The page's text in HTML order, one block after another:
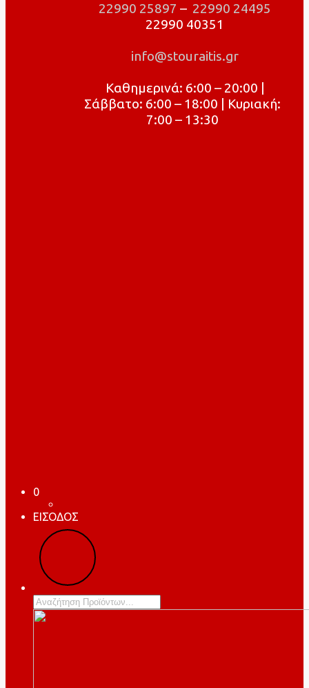
22990 25897 – 22990 24495
22990 40351
info@stouraitis.gr
Καθημερινά: 6:00 – 20:00 |
Σάββατο: 6:00 – 18:00 | Κυριακή:
7:00 – 13:30
0
ΕΙΣΟΔΟΣ
Products
search